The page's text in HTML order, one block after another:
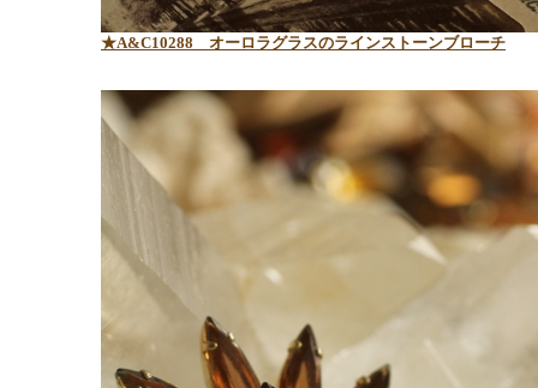
★A&C10288 オーロラグラスのラインストーンブローチ